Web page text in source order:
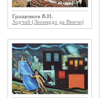
Гращенков В.Н.
Зодчий (Леонардо да Винчи)